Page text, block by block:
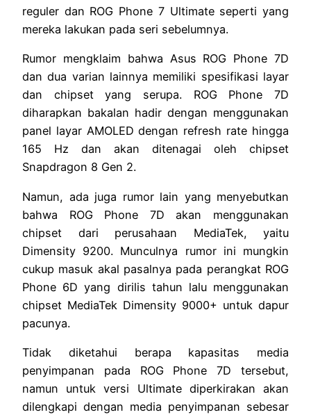
reguler dan ROG Phone 7 Ultimate seperti yang
mereka lakukan pada seri sebelumnya.
Rumor mengklaim bahwa Asus ROG Phone 7D
dan dua varian lainnya memiliki spesifikasi layar
dan chipset yang serupa. ROG Phone 7D
diharapkan bakalan hadir dengan menggunakan
panel layar AMOLED dengan refresh rate hingga
165 Hz dan akan ditenagai oleh chipset
Snapdragon 8 Gen 2.
Namun, ada juga rumor lain yang menyebutkan
bahwa ROG Phone 7D akan menggunakan
chipset dari perusahaan MediaTek, yaitu
Dimensity 9200. Munculnya rumor ini mungkin
cukup masuk akal pasalnya pada perangkat ROG
Phone 6D yang dirilis tahun lalu menggunakan
chipset MediaTek Dimensity 9000+ untuk dapur
pacunya.
Tidak diketahui berapa kapasitas media
penyimpanan pada ROG Phone 7D tersebut,
namun untuk versi Ultimate diperkirakan akan
dilengkapi dengan media penyimpanan sebesar